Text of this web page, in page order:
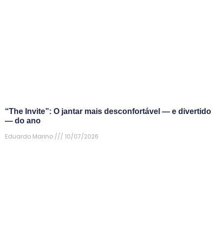
“The Invite”: O jantar mais desconfortável — e divertido
— do ano
Eduardo Marino
10/07/2026